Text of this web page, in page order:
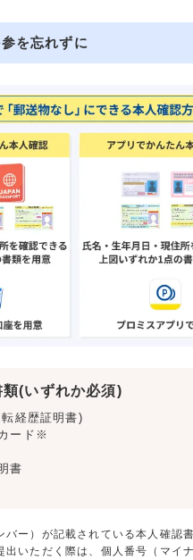
を忘れずに
(いずれか必須)
経歴証明書)
ード※
書
ー）が記載されている本人確認
出いただく際は、個人番号（マイ